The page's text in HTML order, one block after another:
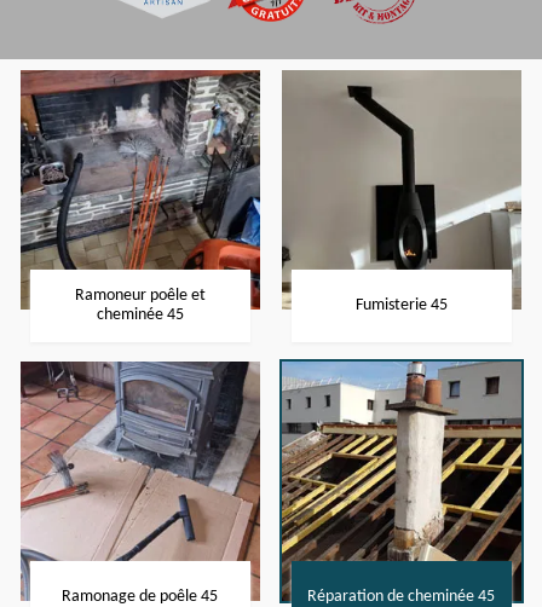
Ramoneur poêle et
cheminée 45
Fumisterie 45
Ramonage de poêle 45 Réparation de cheminée 45